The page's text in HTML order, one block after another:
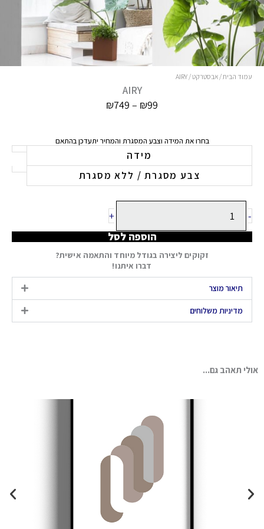
עמוד הבית / אבסטרקט/ AIRY
AIRY
₪99
–
₪749
בחרו את המידה וצבע המסגרת והמחיר יתעדכן בהתאם
מידה
צבע מסגרת / ללא מסגרת
-
של
+
הוספה לסל
זקוקים ליצירה בגודל מיוחד והתאמה אישית?
דברו איתנו!
תיאור מוצר
מדיניות משלוחים
אולי תאהב גם...